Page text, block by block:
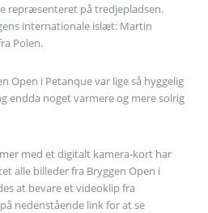
repræsenteret på tredjepladsen.
internationale islæt: Martin
Polen.
Open i Petanque var lige så hyggelig
endda noget varmere og mere solrig
med et digitalt kamera-kort har
alle billeder fra Bryggen Open i
at bevare et videoklip fra
nedenstående link for at se